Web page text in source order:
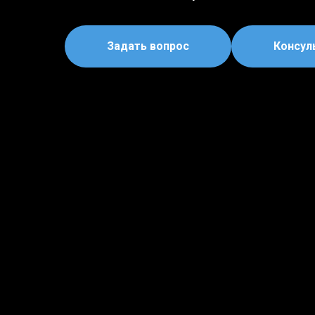
Задать вопрос